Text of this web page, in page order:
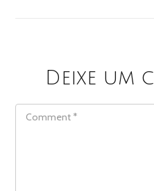
Deixe um
COMMENT